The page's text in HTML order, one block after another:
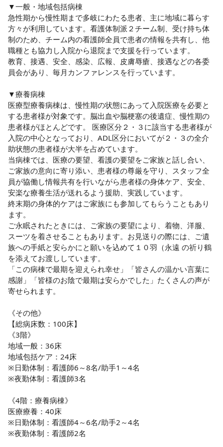
▼一般・地域包括病棟
急性期から慢性期まで多岐にわたる患者、主に地域に暮らす
方々が利用しています。看護体制派２チーム制、受け持ち体
制のため、チーム内の看護師全員で患者の情報を共有し、他
職種とも協力し入院から退院まで支援を行っています。
教育、接遇、安全、感染、広報、皮膚辱瘡、接遇などの各委
員会があり、毎月カンファレンスを行っています。
▼療養病棟
医療型療養病棟は、慢性期の状態にあって入院医療を必要と
する患者様が対象です。脳出血や脳梗塞の後遺症、慢性期の
患者様がほとんどです。 医療区分２・３に該当する患者様が
入院の中心となっており、ADL区分においてが２・３の全介
助状態の患者様が大半を占めています。
当病棟では、医療の要望、看護の要望をご家族と話し合い、
ご家族の意向に寄り添い、患者様の尊厳を守り、スタッフ全
員が協働し情報共有を行いながら患者様の身体ケア、安全、
安楽な療養生活が送れるよう援助、実践しています。
終末期の身体的ケアはご家族にも参加してもらうこともあり
ます。
ご永眠されたときには、ご家族の要望により、着物、洋服、
スーツを着させることもあります。お見送りの際には、ご遺
族への手紙と安らかにと願いを込めて１０羽（永遠 の祈り鶴
を添えてお渡ししています。
「この病棟で最期を迎えられ幸せ」「皆さんの温かい言葉に
感謝」「皆様のお陰で最期は安らかでした」たくさんの声が
寄せられます。
《その他》
【総病床数：100床】
《3階》
地域一般：36床
地域包括ケア：24床
※日勤体制：看護師6～8名/助手1～4名
※夜勤体制：看護師3名
《4階：療養病棟》
医療療養：40床
※日勤体制：看護師4～6名/助手2～4名
※夜勤体制：看護師2名